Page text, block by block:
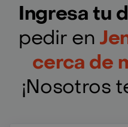
Ingresa tu
pedir en
cerca de
¡Nosotros